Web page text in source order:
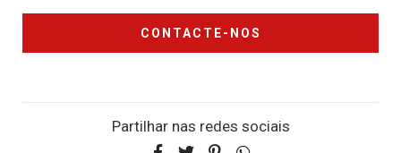
CONTACTE-NOS
Partilhar nas redes sociais